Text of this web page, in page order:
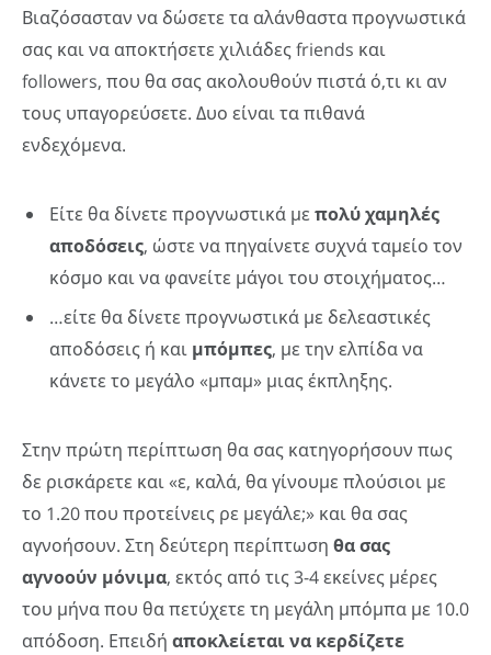
Βιαζόσασταν να δώσετε τα αλάνθαστα προγνωστικά
σας και να αποκτήσετε χιλιάδες friends και
followers, που θα σας ακολουθούν πιστά ό,τι κι αν
τους υπαγορεύσετε. Δυο είναι τα πιθανά
ενδεχόμενα.
Είτε θα δίνετε προγνωστικά με πολύ χαμηλές
αποδόσεις, ώστε να πηγαίνετε συχνά ταμείο τον
κόσμο και να φανείτε μάγοι του στοιχήματος…
…είτε θα δίνετε προγνωστικά με δελεαστικές
αποδόσεις ή και μπόμπες, με την ελπίδα να
κάνετε το μεγάλο «μπαμ» μιας έκπληξης.
Στην πρώτη περίπτωση θα σας κατηγορήσουν πως
δε ρισκάρετε και «ε, καλά, θα γίνουμε πλούσιοι με
το 1.20 που προτείνεις ρε μεγάλε;» και θα σας
αγνοήσουν. Στη δεύτερη περίπτωση θα σας
αγνοούν μόνιμα, εκτός από τις 3-4 εκείνες μέρες
του μήνα που θα πετύχετε τη μεγάλη μπόμπα με 10.0
απόδοση. Επειδή αποκλείεται να κερδίζετε